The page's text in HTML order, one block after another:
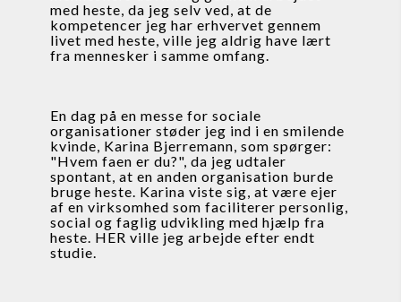
med heste, da jeg selv ved, at de
kompetencer jeg har erhvervet gennem
livet med heste, ville jeg aldrig have lært
fra mennesker i samme omfang.
En dag på en messe for sociale
organisationer støder jeg ind i en smilende
kvinde, Karina Bjerremann, som spørger:
"Hvem faen er du?", da jeg udtaler
spontant, at en anden organisation burde
bruge heste. Karina viste sig, at være ejer
af en virksomhed som faciliterer personlig,
social og faglig udvikling med hjælp fra
heste. HER ville jeg arbejde efter endt
studie.